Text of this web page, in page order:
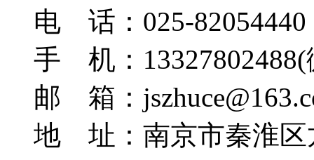
电 话：025-82054440
手 机：13327802488(
邮 箱：
地 址：南京市秦淮区